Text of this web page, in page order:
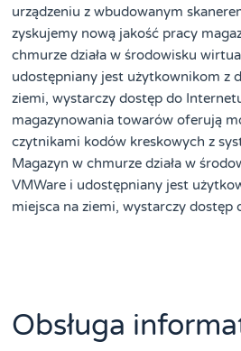
urządzeniu z wbudowanym
zyskujemy nową jakość pracy
chmurze działa w środowisku
udostępniany jest użytkownikom z
ziemi, wystarczy dostęp do
magazynowania towarów oferują
czytnikami kodów kreskowych z
Magazyn w chmurze działa w
VMWare i udostępniany jest
miejsca na ziemi, wystarczy dostęp
Obsługa